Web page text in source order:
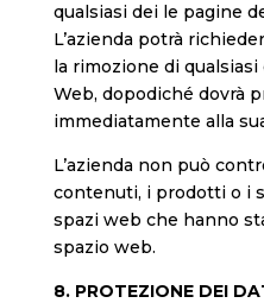
qualsiasi dei le pagine
L’azienda potrà
la rimozione di
Web, dopodiché dovrà
immediatamente alla
L’azienda non può
contenuti, i prodotti o i
spazi web che hanno
spazio web.
8. PROTEZIONE DEI